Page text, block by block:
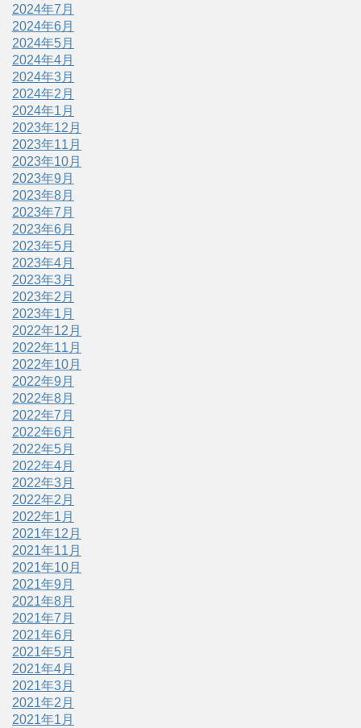
2024年7月
2024年6月
2024年5月
2024年4月
2024年3月
2024年2月
2024年1月
2023年12月
2023年11月
2023年10月
2023年9月
2023年8月
2023年7月
2023年6月
2023年5月
2023年4月
2023年3月
2023年2月
2023年1月
2022年12月
2022年11月
2022年10月
2022年9月
2022年8月
2022年7月
2022年6月
2022年5月
2022年4月
2022年3月
2022年2月
2022年1月
2021年12月
2021年11月
2021年10月
2021年9月
2021年8月
2021年7月
2021年6月
2021年5月
2021年4月
2021年3月
2021年2月
2021年1月